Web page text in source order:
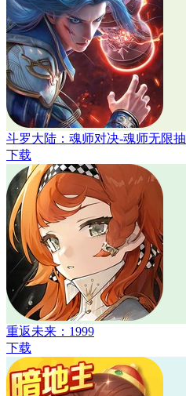
斗罗大陆：魂师对决-魂师无限抽
下载
重返未来：1999
下载